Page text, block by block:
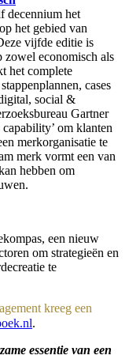
decennium het
het gebied van
vijfde editie is
economisch als
het complete
cases
social &
Gartner
om klanten
merkorganisatie te
merk vormt een van
hebben om
een nieuw
om strategieën en
te
kreeg een
.
essentie van een